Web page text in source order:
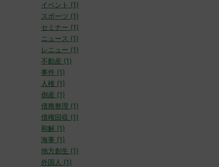
イベント (1)
スポーツ (1)
セミナー (1)
ニュース (1)
レニュー (1)
不動産 (1)
事件 (1)
人権 (1)
倒産 (1)
債務整理 (1)
債権回収 (1)
和解 (1)
海事 (1)
地方創生 (1)
外国人 (1)